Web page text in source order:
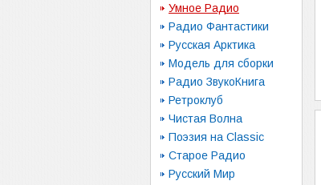
Умное Радио
Радио Фантастики
Русская Арктика
Модель для сборки
Радио ЗвукоКнига
Ретроклуб
Чистая Волна
Поэзия на Classic
Старое Радио
Русский Мир